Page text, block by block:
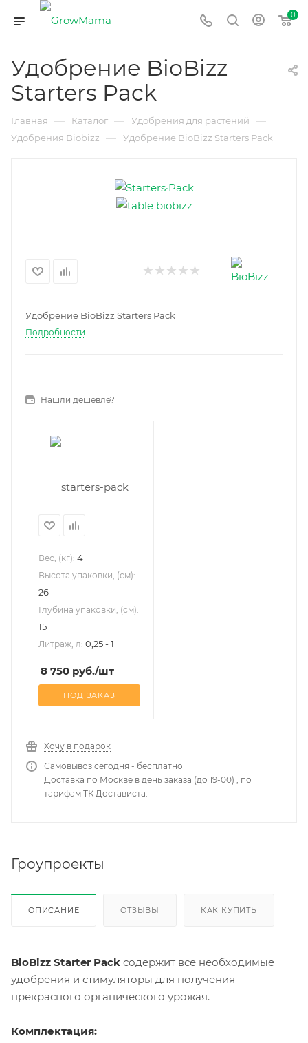
0
Удобрение BioBizz
Starters Pack
Главная — Каталог — Удобрения для растений —
Удобрения Biobizz — Удобрение BioBizz Starters Pack
Удобрение BioBizz Starters Pack
Подробности
Нашли дешевле?
Вес, (кг): 4
Высота упаковки, (см):
26
Глубина упаковки, (см):
15
Литраж, л: 0,25 - 1
8 750 руб./шт
ПОД ЗАКАЗ
Хочу в подарок
Самовывоз сегодня - бесплатно
Доставка по Москве в день заказа (до 19-00) , по
тарифам ТК Достависта.
Гроупроекты
ОПИСАНИЕ ОТЗЫВЫ КАК КУПИТЬ
BioBizz Starter Pack содержит все необходимые
удобрения и стимуляторы для получения
прекрасного органического урожая.
Комплектация: